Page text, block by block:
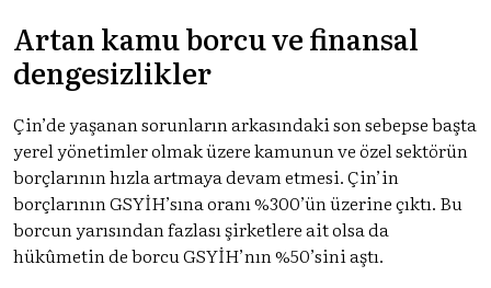
Artan kamu borcu ve finansal
dengesizlikler
Çin’de yaşanan sorunların arkasındaki son sebepse başta
yerel yönetimler olmak üzere kamunun ve özel sektörün
borçlarının hızla artmaya devam etmesi. Çin’in
borçlarının GSYİH’sına oranı %300’ün üzerine çıktı. Bu
borcun yarısından fazlası şirketlere ait olsa da
hükûmetin de borcu GSYİH’nın %50’sini aştı.